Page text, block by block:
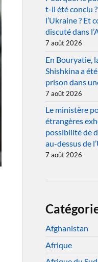
t-il été conclu
l’Ukraine ? Et
discuté dans
7 août 2026
En Bouryatie,
Shishkina a
prison dans
7 août 2026
Le ministère
étrangères
possibilité de
au-dessus de
7 août 2026
Afghanistan
Afrique